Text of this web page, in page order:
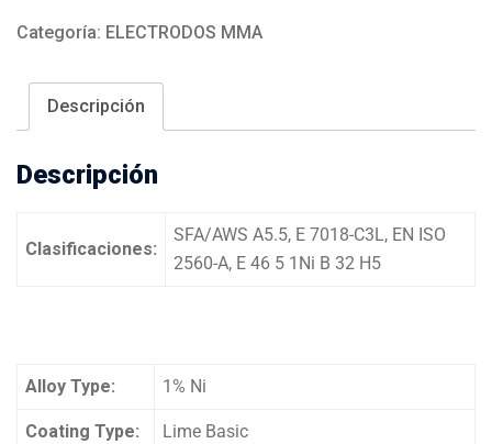
Categoría: ELECTRODOS MMA
Descripción
Descripción
Clasificaciones:
SFA/AWS A5.5, E 7018-C3L, EN ISO
2560-A, E 46 5 1Ni B 32 H5
Alloy Type: 1% Ni
Coating Type: Lime Basic